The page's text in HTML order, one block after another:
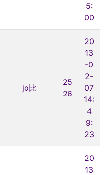
5:
00
jo比
25
26
20
13
-0
2-
07
14:
4
9:
23
20
13